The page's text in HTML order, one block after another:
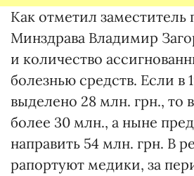
Как отметил заместитель
Минздрава Владимир
и количество
болезнью средств. Если в
выделено 28 млн. грн.,
более 30 млн., а ныне
направить 54 млн. грн. В
рапортуют медики, за